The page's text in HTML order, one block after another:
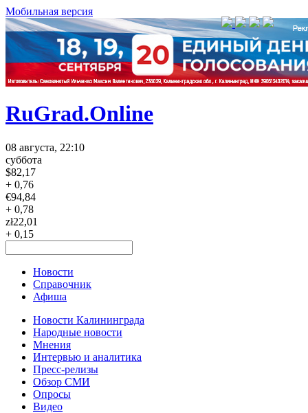
Мобильная версия
RuGrad.Online
08 августа, 22:10
суббота
$82,17
+ 0,76
€94,84
+ 0,78
zł22,01
+ 0,15
Новости
Справочник
Афиша
Новости Калининграда
Народные новости
Мнения
Интервью и аналитика
Пресс-релизы
Обзор СМИ
Опросы
Видео